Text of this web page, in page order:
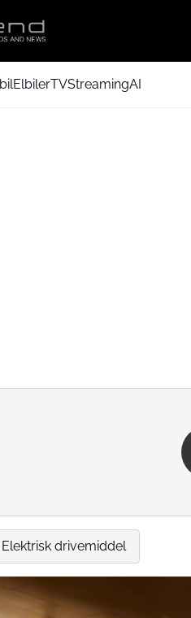
ElbilerTVStreamingAI
Elektrisk drivemiddel